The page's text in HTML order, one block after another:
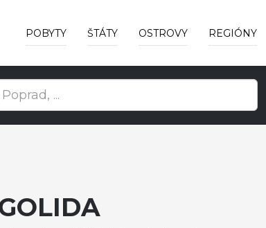
POBYTY ŠTÁTY OSTROVY REGIÓNY